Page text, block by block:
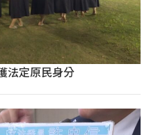
法定原民身分